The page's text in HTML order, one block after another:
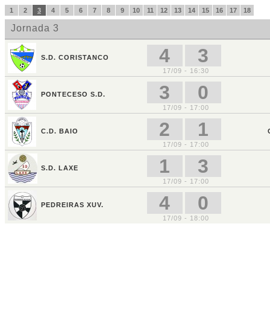
1 2 3 4 5 6 7 8 9 10 11 12 13 14 15 16 17 18
Jornada 3
S.D. CORISTANCO 4 3
17/09 - 16:30
PONTECESO S.D. 3 0
17/09 - 17:00
C.D. BAIO 2 1
17/09 - 17:00
S.D. LAXE 1 3
17/09 - 17:00
PEDREIRAS XUV. 4 0
17/09 - 18:00